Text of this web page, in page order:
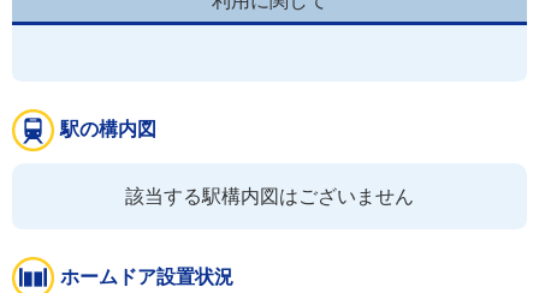
駅の構内図
該当する駅構内図はございません
ホームドア設置状況